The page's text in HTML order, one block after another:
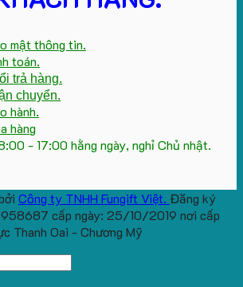
mật thông tin.
toán.
trả hàng.
chuyển.
hành.
hàng
- 17:00 hằng ngày, nghỉ Chủ nhật.
Công ty TNHH Fungift Việt. Đăng ký
cấp ngày: 25/10/2019 nơi cấp
Thanh Oai - Chương Mỹ